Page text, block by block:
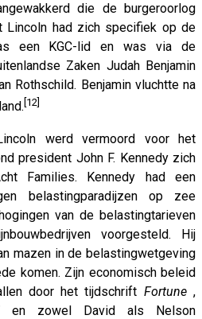
die de burgeroorlog
Lincoln had zich specifiek op de
een KGC-lid en was via de
Zaken Judah Benjamin
Rothschild. Benjamin vluchtte na
[12]
werd vermoord voor het
president John F. Kennedy zich
Families. Kennedy had een
belastingparadijzen op zee
van de belastingtarieven
voorgesteld. Hij
mazen in de belastingwetgeving
komen. Zijn economisch beleid
door het tijdschrift Fortune,
en zowel David als Nelson